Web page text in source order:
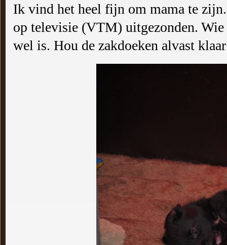
Ik vind het heel fijn om mama te
op televisie (VTM) uitgezonden.
wel is. Hou de zakdoeken alvast